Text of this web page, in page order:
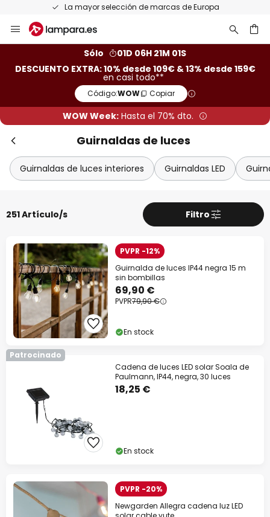
Devoluciones gratis en un plazo de 50 días
al
Sólo
01D 06H 20M 59S
DESCUENTO EXTRA: 10% desde 109€ & 13% desde 159€
en casi todo**
Código:WOW Copiar
WOW Week: Hasta el 70% dto.
Guirnaldas de luces
Guirnaldas de luces interiores Guirnaldas LED
251 Artículo/s Filtro
PVPR -12%
Guirnalda de luces IP44 negra 15 m
sin bombillas
69,90 €
PVPR79,90 €
En stock
Patrocinado
Cadena de luces LED solar Soala de
Paulmann, IP44, negra, 30 luces
18,25 €
En stock
PVPR -20%
Newgarden Allegra cadena luz LED